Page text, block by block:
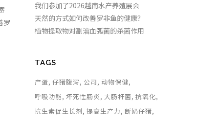
罗
我们参加了2026越南水产养殖展会
天然的方式如何改善罗非鱼的健康？
植物提取物对副溶血弧菌的杀菌作用
TAGS
产蛋 仔猪腹泻 公司 动物保健
呼吸功能 坏死性肠炎 大肠杆菌 抗氧化
抗生素促生长剂 提高生产力 断奶仔猪